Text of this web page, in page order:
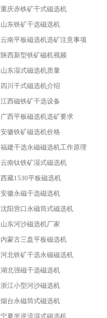
重庆赤铁矿干式磁选机
山东铁矿干选磁选机
云南平板磁选机选矿注意事项
陕西新型铁矿磁机视频
山东湿式磁选机质量
四川干式磁选机介绍
江西磁铁矿干选设备
广西平板磁选机选矿要求
安徽铁矿磁选机价格
福建干选永磁磁选机工作原理
云南钛铁矿湿式磁选机
西藏1530平板磁选机
安徽永磁干选磁选机
沈阳营口永磁筒式磁选机
山东河沙磁选机厂家
内蒙古三盘平板磁选机
河北铁矿干选永磁磁选机
湖北强磁干选磁选机
浙江小型河沙磁选机
烟台永磁筒式磁选机
宁夏半逆流湿式磁选机